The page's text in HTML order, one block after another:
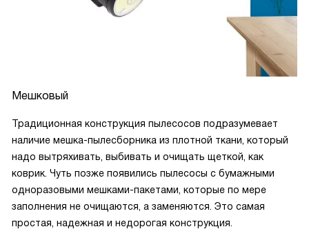
Мешковый
Традиционная конструкция пылесосов подразумевает
наличие мешка-пылесборника из плотной ткани, который
надо вытряхивать, выбивать и очищать щеткой, как
коврик. Чуть позже появились пылесосы с бумажными
одноразовыми мешками-пакетами, которые по мере
заполнения не очищаются, а заменяются. Это самая
простая, надежная и недорогая конструкция.